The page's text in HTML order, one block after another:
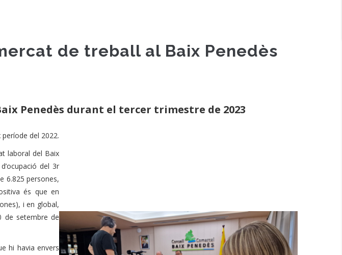
de treball al Baix Penedès
Penedès durant el tercer trimestre de 2023
del 2022.
laboral del Baix
del 3r
6.825 persones,
és que en
i en global,
de setembre de
hi havia envers